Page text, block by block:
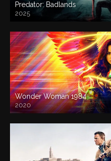
Predator: Badlands
2025
Wonder Woman 1984
2020